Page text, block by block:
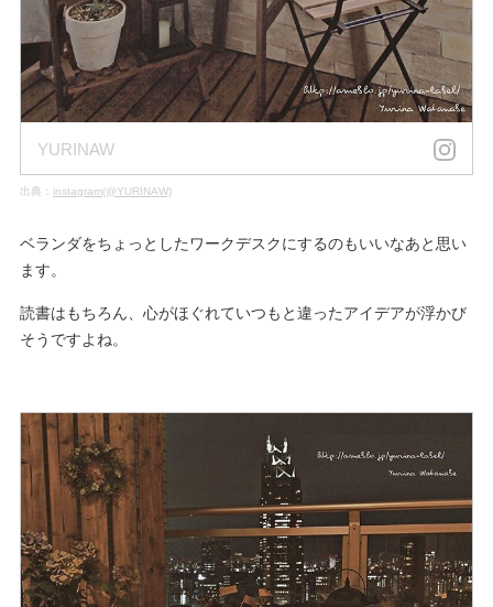
YURINAW
出典： instagram(@YURINAW)
ベランダをちょっとしたワークデスクにするのもいいなあと思い
ます。
読書はもちろん、心がほぐれていつもと違ったアイデアが浮かび
そうですよね。